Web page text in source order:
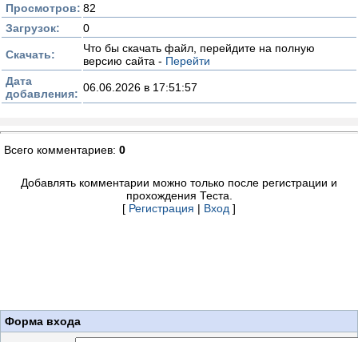
Просмотров: 82
Загрузок:
0
Скачать:
Что бы скачать файл, перейдите на полную
версию сайта - Перейти
Дата
добавления: 06.06.2026 в 17:51:57
Всего комментариев: 0
Добавлять комментарии можно только после регистрации и
прохождения Теста.
[ Регистрация | Вход ]
Форма входа